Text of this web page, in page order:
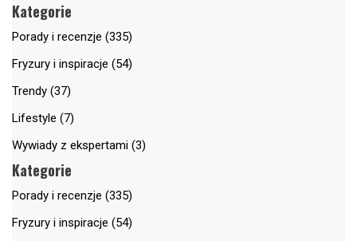
Kategorie
Porady i recenzje (335)
Fryzury i inspiracje (54)
Trendy (37)
Lifestyle (7)
Wywiady z ekspertami (3)
Kategorie
Porady i recenzje (335)
Fryzury i inspiracje (54)